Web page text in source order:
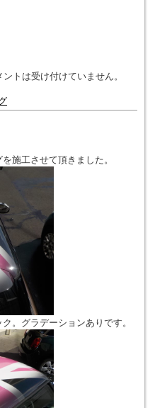
ントは受け付けていません。
施工させて頂きました。
。グラデーションありです。